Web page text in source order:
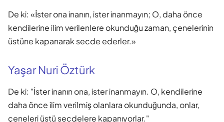
De ki: «İster ona inanın, ister inanmayın; O, daha önce
kendilerine ilim verilenlere okunduğu zaman, çenelerinin
üstüne kapanarak secde ederler.»
Yaşar Nuri Öztürk
De ki: "İster inanın ona, ister inanmayın. O, kendilerine
daha önce ilim verilmiş olanlara okunduğunda, onlar,
çeneleri üstü secdelere kapanıyorlar."